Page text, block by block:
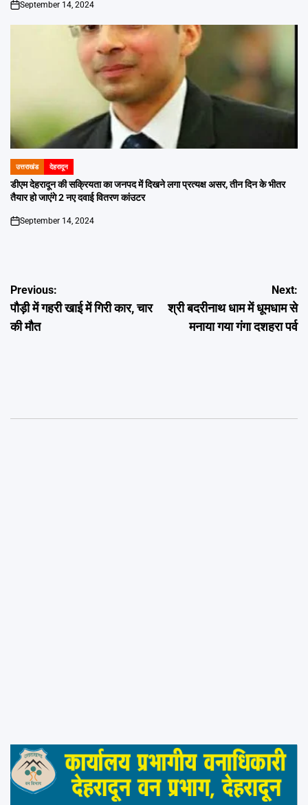
on
September 14, 2024
POSTED
IN
उत्तराखंड देहरादून
डीएम देहरादून की सक्रियता का जनपद में दिखने लगा प्रत्यक्ष असर, तीन दिन के भीतर
तैयार हो जाएंगे 2 नए दवाई वितरण कांउटर
on
September 14, 2024
Post
navigation
Previous:
पौड़ी में गहरी खाई में गिरी कार, चार
की मौत
Next:
श्री बदरीनाथ धाम में धूमधाम से
मनाया गया गंगा दशहरा पर्व